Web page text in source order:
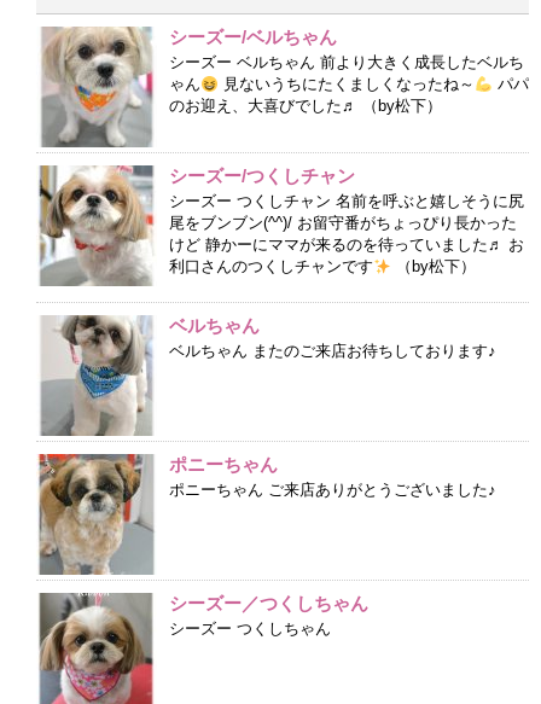
シーズー/ベルちゃん
シーズー ベルちゃん 前より大きく成長したベルち
ゃん
見ないうちにたくましくなったね～
パパ
のお迎え、大喜びでした♬ （by松下）
シーズー/つくしチャン
シーズー つくしチャン 名前を呼ぶと嬉しそうに尻
尾をブンブン(^^)/ お留守番がちょっぴり長かった
けど 静かーにママが来るのを待っていました♬ お
利口さんのつくしチャンです
（by松下）
ベルちゃん
ベルちゃん またのご来店お待ちしております♪
ポニーちゃん
ポニーちゃん ご来店ありがとうございました♪
シーズー／つくしちゃん
シーズー つくしちゃん